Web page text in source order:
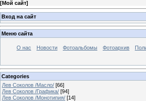
[Мой сайт]
Вход на сайт
Меню сайта
О нас Новости Фотоальбомы Фотоархив
Categories
Лев Соколов /Масло/ [66]
Лев Соколов /Графика/ [94]
Лев Соколов /Монотипия/ [14]